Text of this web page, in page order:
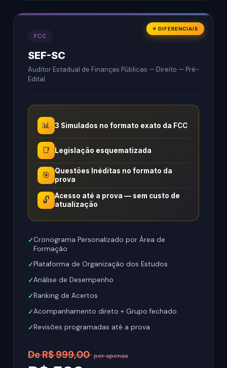
⭐ DIFERENCIAIS
FCC
SEF-SC
Auditor Estadual de Finanças Públicas — Direito — Pré-
Edital
📊 3 Simulados no formato exato da FCC
📑 Legislação esquematizada
🎯
Questões Inéditas no formato da
prova
🔓
Acesso até a prova — sem custo de
atualização
Cronograma Personalizado por Área de
Formação
Plataforma de Organização dos Estudos
Análise de Desempenho
Ranking de Acertos
Acompanhamento direto + Grupo fechado
Revisões programadas até a prova
De R$ 999,00 por apenas